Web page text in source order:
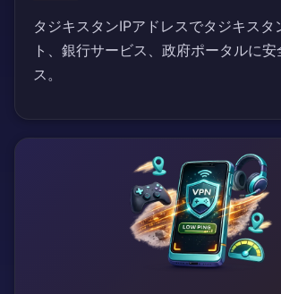
タジキスタンIPアドレスでタジキスタ
ト、銀行サービス、政府ポータルに
ス。